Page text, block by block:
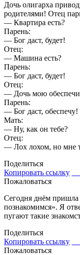
Дочь олигарха
родителями! Отец
— Квартира есть?
Парень:
— Бог даст, будет!
Отец:
— Машина есть?
Парень:
— Бог даст, будет!
Отец:
— Дочь мою
Парень:
— Бог даст, обеспечу!
Мать:
— Ну, как он тебе?
Отец:
— Лох лохом, но мне
Поделиться
Копировать ссылку
Пожаловаться
Cегодня днём
познакомимся». Я
пугают такие
Поделиться
Копировать ссылку
Пожаловаться